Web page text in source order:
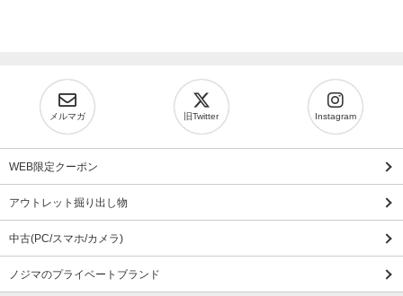
メルマガ 旧Twitter Instagram
WEB限定クーポン
アウトレット掘り出し物
中古(PC/スマホ/カメラ)
ノジマのプライベートブランド